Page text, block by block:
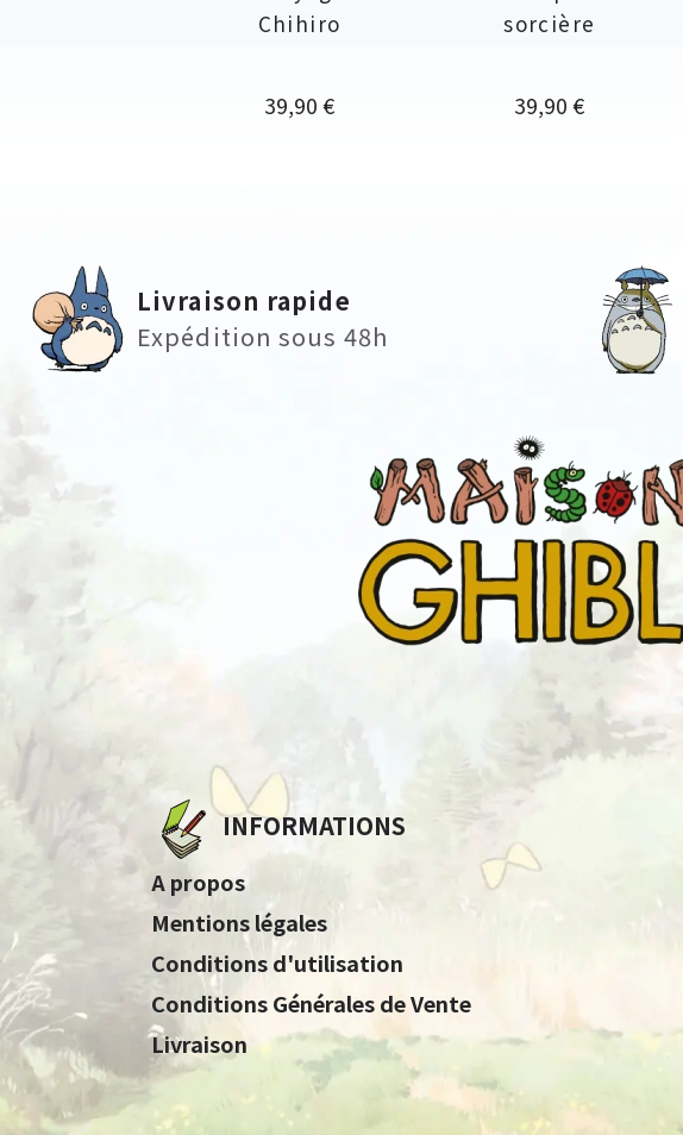
Chihiro
Prix
39,90 €
sorcière
Prix
39,90 €
Livraison rapide
Expédition sous 48h
INFORMATIONS
A propos
Mentions légales
Conditions d'utilisation
Conditions Générales de Vente
Livraison